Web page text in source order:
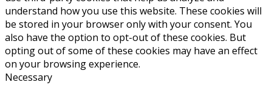
understand how you use this website. These cookies will
be stored in your browser only with your consent. You
also have the option to opt-out of these cookies. But
opting out of some of these cookies may have an effect
on your browsing experience.
Necessary